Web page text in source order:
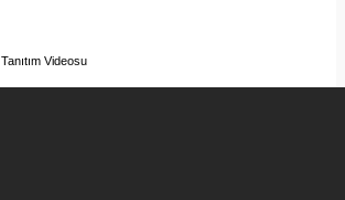
Tanıtım Videosu